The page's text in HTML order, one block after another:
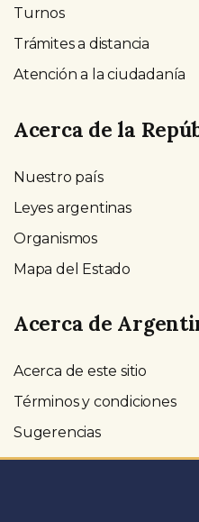
Turnos
Trámites a distancia
Atención a la ciudadanía
Acerca de la
Nuestro país
Leyes argentinas
Organismos
Mapa del Estado
Acerca de
Acerca de este sitio
Términos y condiciones
Sugerencias